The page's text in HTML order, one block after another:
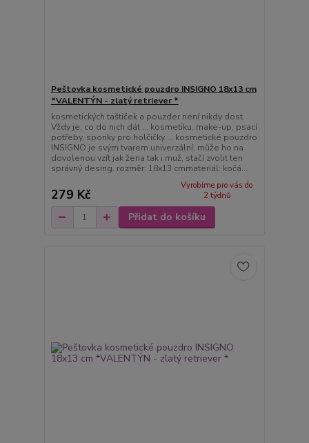
Peštovka kosmetické pouzdro INSIGNO 18x13 cm
*VALENTÝN - zlatý retriever *
kosmetických taštiček a pouzder není nikdy dost.
Vždy je, co do nich dát ... kosmetiku, make-up, psací
potřeby, sponky pro holčičky ... kosmetické pouzdro
INSIGNO je svým tvarem univerzální, může ho na
dovolenou vzít jak žena tak i muž, stačí zvolit ten
správný desing. rozměr: 18x13 cmmateriál: kočá...
279 Kč
Vyrobíme pro vás do
2 týdnů
Přidat do košíku